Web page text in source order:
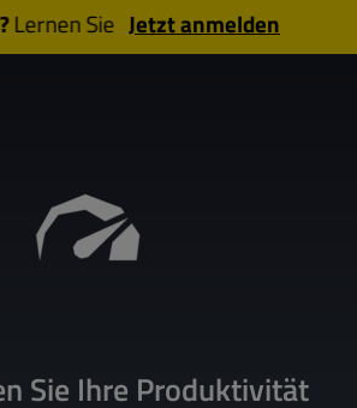
häufigsten Fehler im Beton-
Jetzt anmelden
Sie Ihre Produktivität